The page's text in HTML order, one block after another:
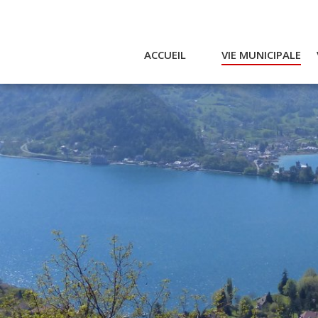
ACCUEIL VIE MUNICIPALE
Actualités et agenda
Conseil municipal
Actes
Réglementaires
Services municipaux
Intercommunalité
Emplois / Marchés
Finances